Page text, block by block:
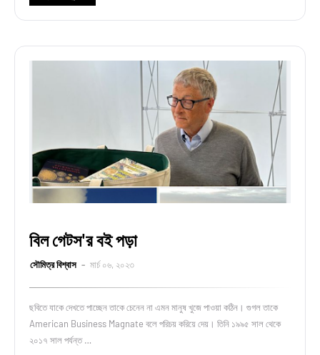
বিল গেটস'র বই পড়া
সৌমিত্র বিশ্বাস মার্চ ০৬, ২০২৩
ছবিতে যাকে দেখতে পাচ্ছেন তাকে চেনেন না এমন মানুষ খুজে পাওয়া কঠিন। গুগল তাকে
American Business Magnate বলে পরিচয় করিয়ে দেয়। তিনি ১৯৯৫ সাল থেকে
২০১৭ সাল পর্যন্ত …